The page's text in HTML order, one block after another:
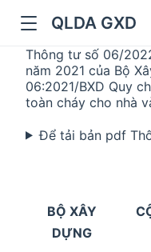
QLDA GXD
Thông tư số 06/
năm 2021 của Bộ
06:2021/BXD Quy
toàn cháy cho nhà
Để tải bản pdf
BỘ XÂY
DỰNG